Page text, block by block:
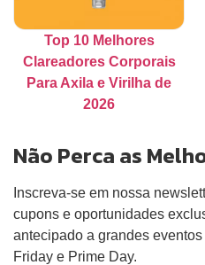
Top 10 Melhores
Clareadores Corporais
Para Axila e Virilha de
2026
Não Perca as
Inscreva-se em nossa
cupons e oportunidades
antecipado a grandes
Friday e Prime Day.